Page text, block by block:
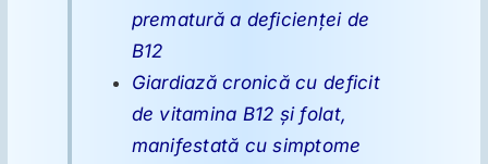
prematură a deficienţei de
B12
Giardiază cronică cu deficit
de vitamina B12 şi folat,
manifestată cu simptome